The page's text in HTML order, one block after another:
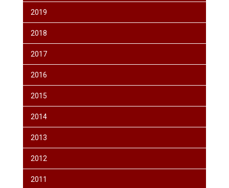
2019
2018
2017
2016
2015
2014
2013
2012
2011